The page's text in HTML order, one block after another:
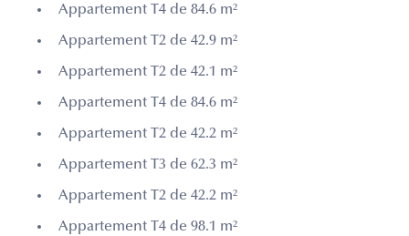
Appartement T4 de 84.6 m²
Appartement T2 de 42.9 m²
Appartement T2 de 42.1 m²
Appartement T4 de 84.6 m²
Appartement T2 de 42.2 m²
Appartement T3 de 62.3 m²
Appartement T2 de 42.2 m²
Appartement T4 de 98.1 m²